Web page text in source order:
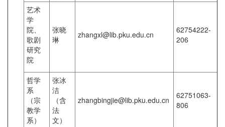
艺术
学
院、
歌剧
研究
院
张晓
琳
zhangxl@lib.pku.edu.cn
62754222-
206
哲学
系
（宗
教学
系）
张冰
洁
（含
法
文）
zhangbingjie@lib.pku.edu.cn
62751063-
806